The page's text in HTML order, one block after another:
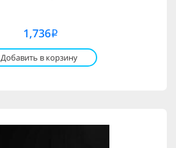
1,736i
Добавить в корзину